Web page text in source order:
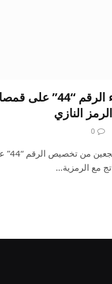
أديداس تحظر
النازي
0
منعت
مع الرمزية…